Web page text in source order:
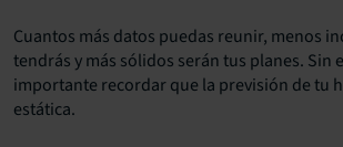
Cuantos más datos puedas reunir, menos
tendrás y más sólidos serán tus planes. Sin
importante recordar que la previsión de tu
estática.